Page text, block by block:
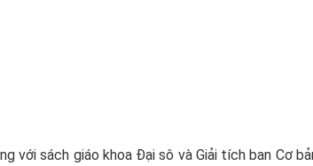
với sách giáo khoa Đại sô và Giải tích ban Cơ